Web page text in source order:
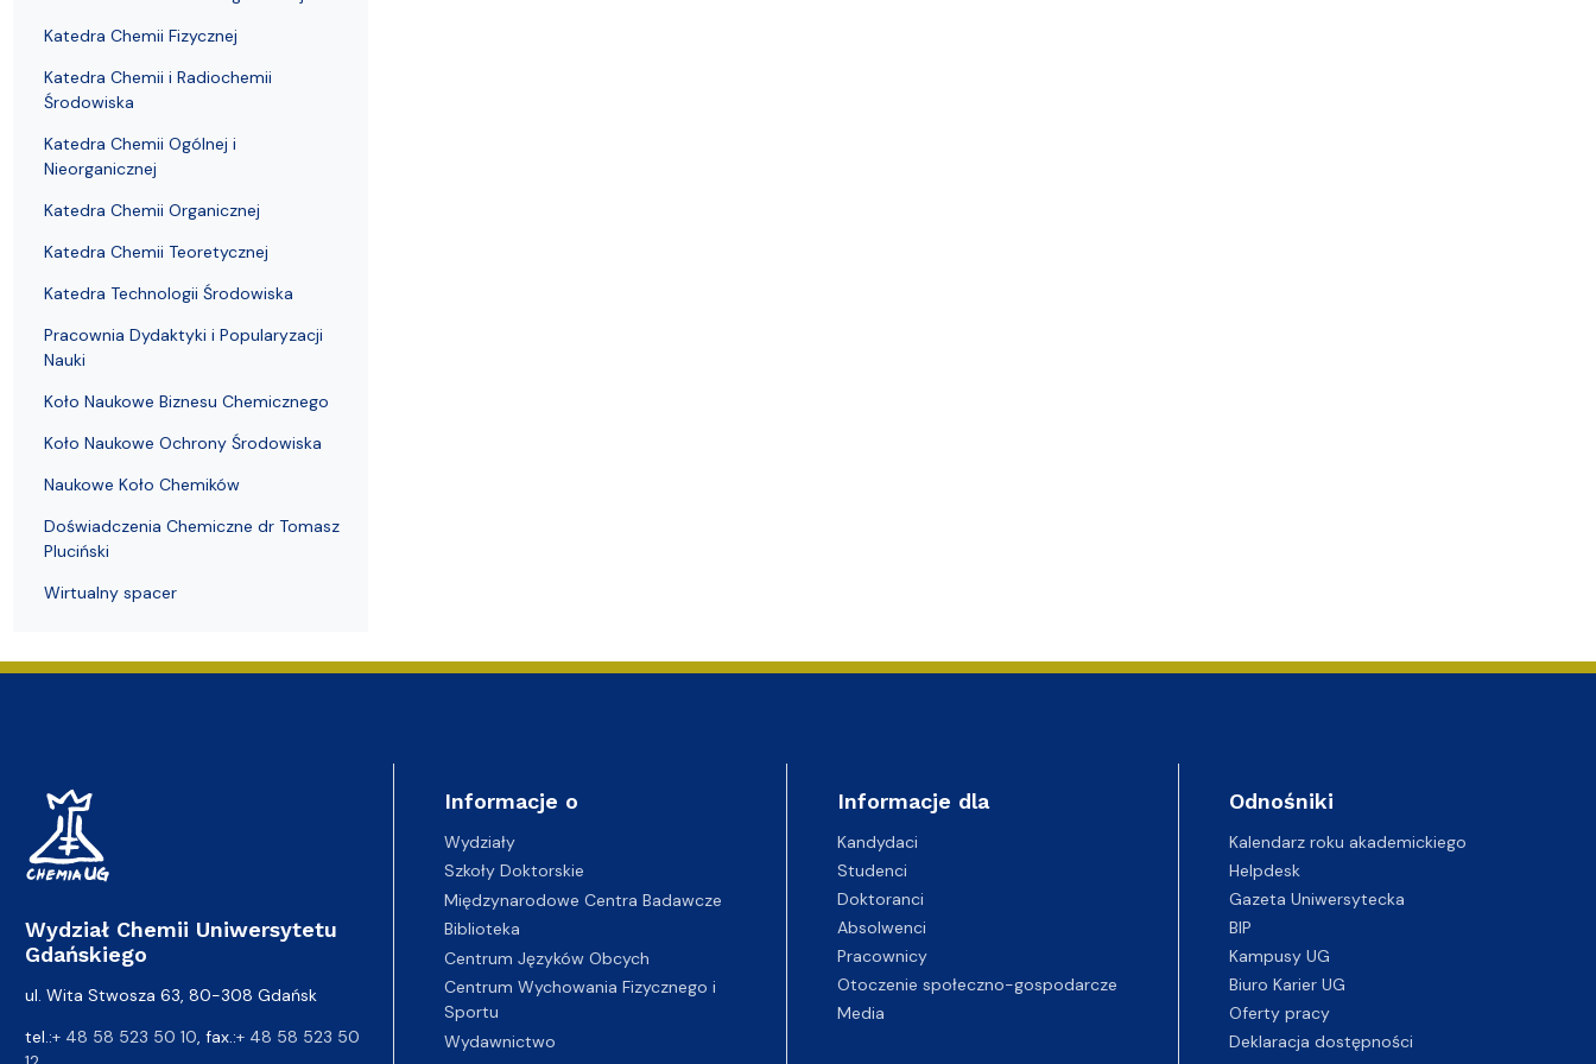
Katedra Chemii Fizycznej
Katedra Chemii i Radiochemii
Środowiska
Katedra Chemii Ogólnej i
Nieorganicznej
Katedra Chemii Organicznej
Katedra Chemii Teoretycznej
Katedra Technologii Środowiska
Pracownia Dydaktyki i Popularyzacji
Nauki
Koło Naukowe Biznesu Chemicznego
Koło Naukowe Ochrony Środowiska
Naukowe Koło Chemików
Doświadczenia Chemiczne dr Tomasz
Pluciński
Wirtualny spacer
Wydział Chemii Uniwersytetu
Gdańskiego
ul. Wita Stwosza 63, 80-308 Gdańsk
tel.:+ 48 58 523 50 10 , fax.:+ 48 58 523 50
Informacje o
Wydziały
Szkoły Doktorskie
Międzynarodowe Centra Badawcze
Biblioteka
Centrum Języków Obcych
Centrum Wychowania Fizycznego i
Sportu
Wydawnictwo
Informacje dla
Kandydaci
Studenci
Doktoranci
Absolwenci
Pracownicy
Otoczenie społeczno-gospodarcze
Media
Odnośniki
Kalendarz roku akademickiego
Helpdesk
Gazeta Uniwersytecka
BIP
Kampusy UG
Biuro Karier UG
Oferty pracy
Deklaracja dostępności